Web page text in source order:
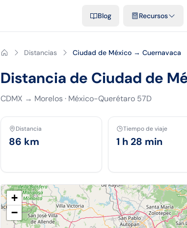
Blog Recursos
Distancias Ciudad de México → Cuernavaca
Distancia de Ciudad de
CDMX → Morelos· México-Querétaro 57D
Distancia
86 km
Tiempo de viaje
1 h 28 min
+
−